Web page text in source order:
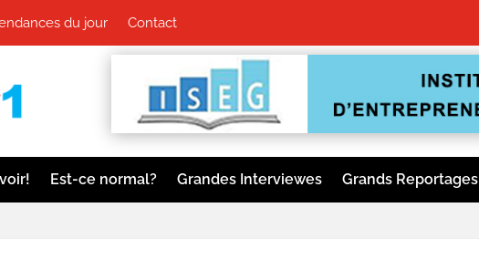
du jour Contact
Est-ce normal? Grandes Interviewes Grands Reportages